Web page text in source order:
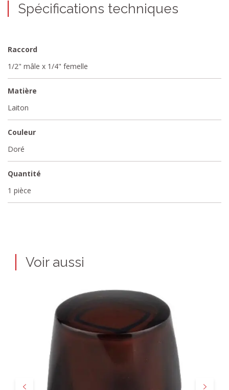
Spécifications techniques
Raccord
1/2" mâle x 1/4" femelle
Matière
Laiton
Couleur
Doré
Quantité
1 pièce
Voir aussi
Précédent Suivant